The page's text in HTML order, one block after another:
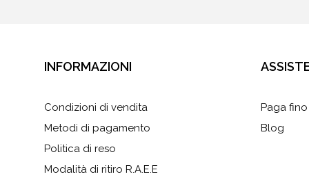
INFORMAZIONI
Condizioni di vendita
Metodi di pagamento
Politica di reso
Modalità di ritiro R.A.E.E
Paga fino
Blog